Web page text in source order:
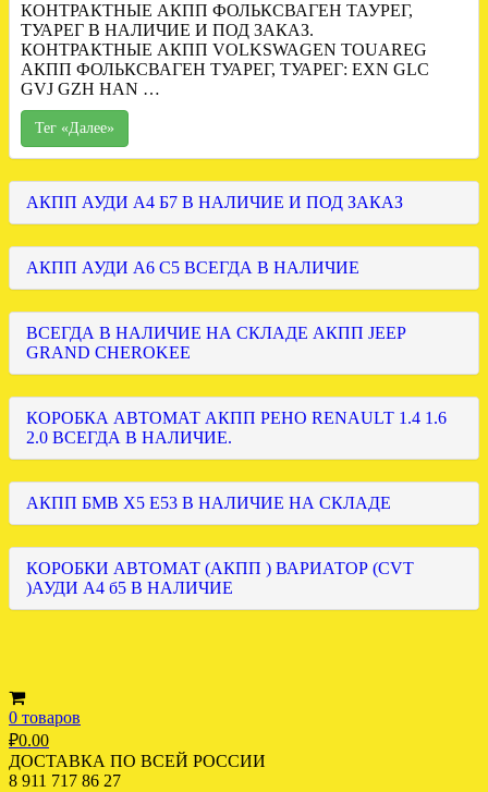
КОНТРАКТНЫЕ АКПП ФОЛЬКСВАГЕН ТАУРЕГ,
ТУАРЕГ В НАЛИЧИЕ И ПОД ЗАКАЗ.
КОНТРАКТНЫЕ АКПП VOLKSWAGEN TOUAREG
АКПП ФОЛЬКСВАГЕН ТУАРЕГ, ТУАРЕГ: EXN GLC
GVJ GZH HAN …
Тег «Далее»
АКПП АУДИ А4 Б7 В НАЛИЧИЕ И ПОД ЗАКАЗ
АКПП АУДИ А6 С5 ВСЕГДА В НАЛИЧИЕ
ВСЕГДА В НАЛИЧИЕ НА СКЛАДЕ АКПП JEEP
GRAND CHEROKEE
КОРОБКА АВТОМАТ АКПП РЕНО RENAULT 1.4 1.6
2.0 ВСЕГДА В НАЛИЧИЕ.
АКПП БМВ Х5 Е53 В НАЛИЧИЕ НА СКЛАДЕ
КОРОБКИ АВТОМАТ (АКПП ) ВАРИАТОР (CVT
)АУДИ А4 б5 В НАЛИЧИЕ
0 товаров
₽0.00
ДОСТАВКА ПО ВСЕЙ РОССИИ
8 911 717 86 27